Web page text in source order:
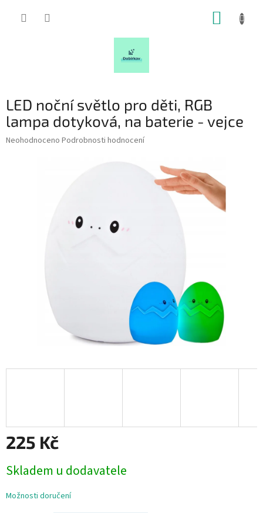
LED noční světlo pro děti, RGB
lampa dotyková, na baterie - vejce
Průměrné
Neohodnoceno Podrobnosti hodnocení
225 Kč
cena:
Skladem u dodavatele
Možnosti doručení